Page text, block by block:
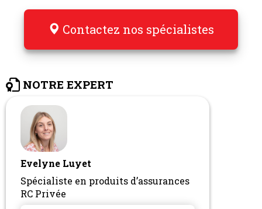
Contactez nos spécialistes
NOTRE EXPERT
Evelyne Luyet
Spécialiste en produits d’assurances
RC Privée